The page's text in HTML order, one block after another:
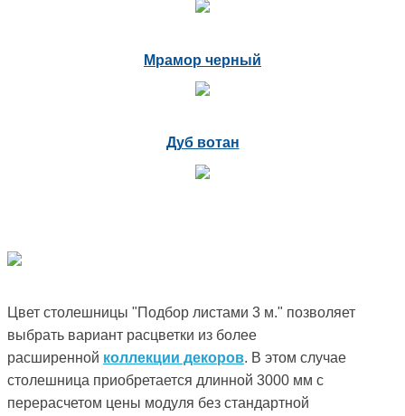
Мрамор черный
Дуб вотан
Цвет столешницы "Подбор листами 3 м." позволяет
выбрать вариант расцветки из более
расширенной коллекции декоров. В этом случае
столешница приобретается длинной 3000 мм с
перерасчетом цены модуля без стандартной